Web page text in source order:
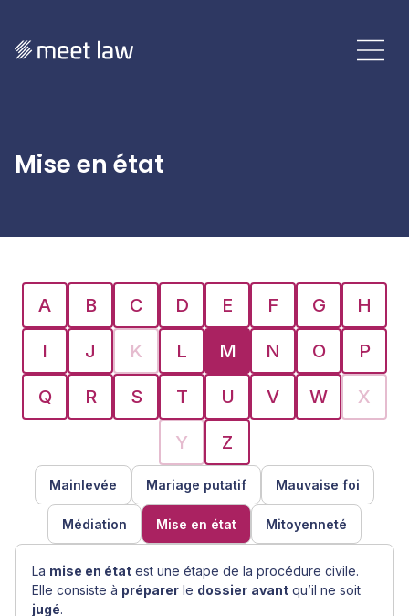
Mise en état
A B C D E F G H
I J K L M N O P
Q R S T U V W X
Y Z
Mainlevée Mariage putatif Mauvaise foi
Médiation Mise en état Mitoyenneté
La mise en état est une étape de la procédure civile.
Elle consiste à préparer le dossier avant qu’il ne soit
jugé.